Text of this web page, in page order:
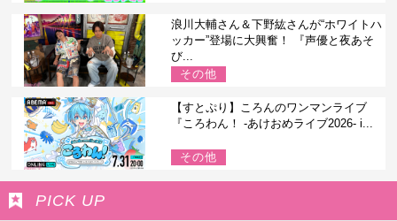
浪川大輔さん＆下野紘さんが“ホワイトハ
ッカー”登場に大興奮！ 『声優と夜あそ
び...
その他
【すとぷり】ころんのワンマンライブ
『ころわん！ -あけおめライブ2026- i...
その他
PICK UP